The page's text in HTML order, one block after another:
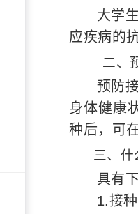
大学
应疾病的
二、
预防
身体健康
种后，可
三、
具有
1.接